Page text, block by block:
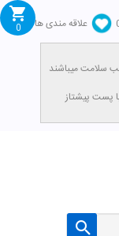
علاقه مندی ها
0